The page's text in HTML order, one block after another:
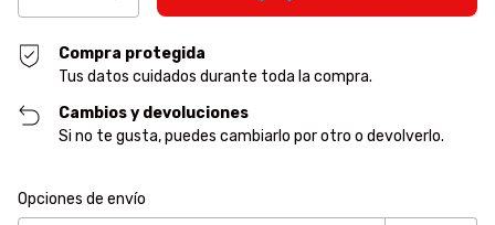
Compra protegida
Tus datos cuidados durante toda la compra.
Cambios y devoluciones
Si no te gusta, puedes cambiarlo por otro o devolverlo.
Entregas para el CP:
Opciones de envío